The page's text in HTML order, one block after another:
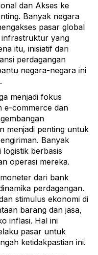
dan Akses ke
Banyak negara
pasar global
infrastruktur yang
itu, inisiatif dari
perdagangan
negara-negara ini
menjadi fokus
e-commerce dan
menjadi penting untuk
Banyak
logistik berbasis
operasi mereka.
dari bank
perdagangan.
stimulus ekonomi di
barang dan jasa,
inflasi. Hal ini
pasar untuk
ketidakpastian ini.